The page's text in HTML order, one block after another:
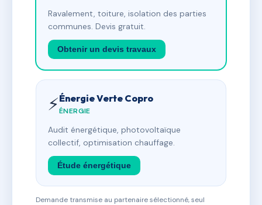
Ravalement, toiture, isolation des parties
communes. Devis gratuit.
Obtenir un devis travaux
⚡Énergie Verte Copro
ÉNERGIE
Audit énergétique, photovoltaïque
collectif, optimisation chauffage.
Étude énergétique
Demande transmise au partenaire sélectionné, seul